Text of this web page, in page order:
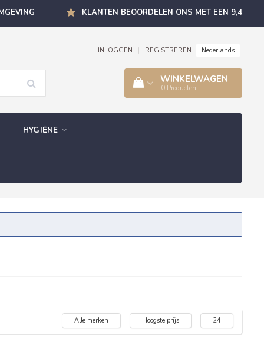
KLANTEN BEOORDELEN ONS MET EEN 9,4
INLOGGEN REGISTREREN Nederlands
WINKELWAGEN
0 Producten
HYGIËNE
Alle merken Hoogste prijs 24